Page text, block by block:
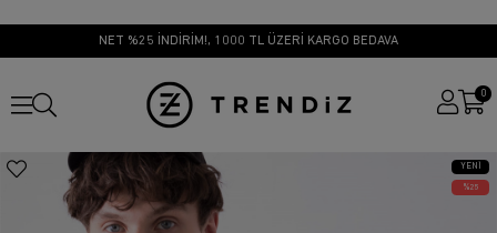
NET %25 İNDİRİM!, 1000 TL ÜZERİ KARGO BEDAVA
0
YENI
ÜRÜN
25